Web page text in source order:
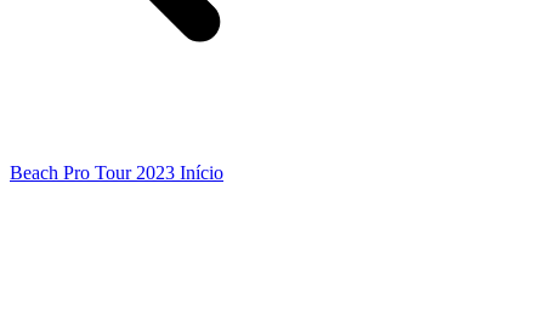
Beach Pro Tour 2023 Início